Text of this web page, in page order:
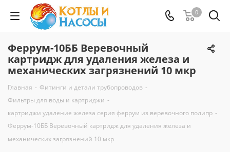
0
Феррум-10ББ Веревочный
картридж для удаления железа и
механических загрязнений 10 мкр
Главная - Фитинги и детали трубопроводов -
Фильтры для воды и картриджи -
картриджи удаление железа серия феррум из веревочного полипр -
Феррум-10ББ Веревочный картридж для удаления железа и
механических загрязнений 10 мкр